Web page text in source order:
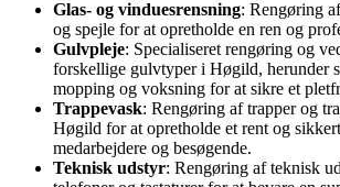
Glas- og vinduesrensning: Rengøring
og spejle for at opretholde en ren og
Gulvpleje: Specialiseret rengøring og
forskellige gulvtyper i Høgild, herunder
mopping og voksning for at sikre et
Trappevask: Rengøring af trapper og
Høgild for at opretholde et rent og
medarbejdere og besøgende.
Teknisk udstyr: Rengøring af teknisk